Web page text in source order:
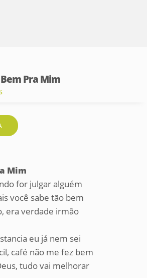
Bem Pra Mim
Mim
for julgar alguém
você sabe tão bem
era verdade irmão
eu já nem sei
café não me fez bem
tudo vai melhorar